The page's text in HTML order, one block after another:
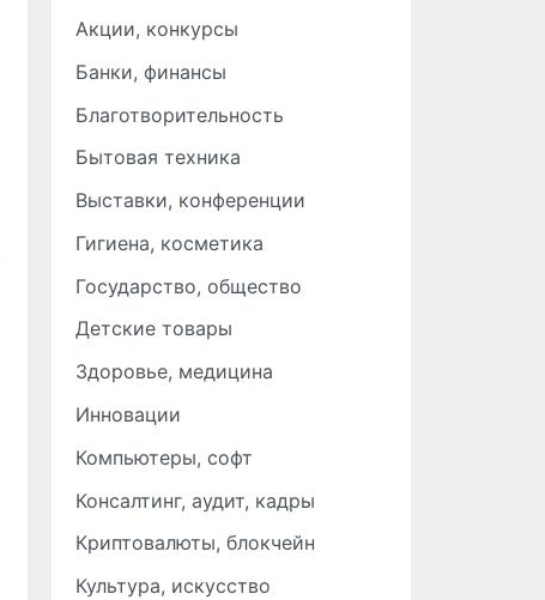
Акции, конкурсы
Банки, финансы
Благотворительность
Бытовая техника
Выставки, конференции
Гигиена, косметика
Государство, общество
Детские товары
Здоровье, медицина
Инновации
Компьютеры, софт
Консалтинг, аудит, кадры
Криптовалюты, блокчейн
Культура, искусство